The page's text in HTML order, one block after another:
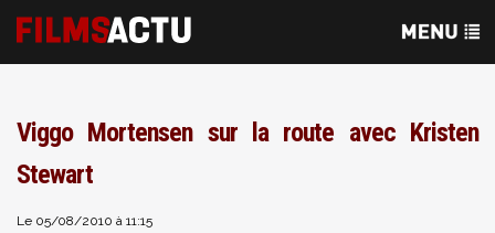
Viggo Mortensen sur la route avec Kristen
Stewart
Le 05/08/2010 à 11:15